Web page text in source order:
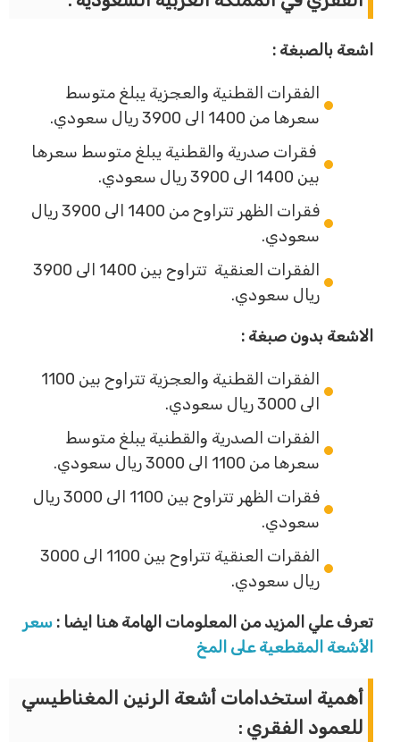
اشعة بالصبغة :
الفقرات القطنية والعجزية يبلغ متوسط
سعرها من 1400 الى 3900 ريال سعودي.
فقرات صدرية والقطنية يبلغ متوسط سعرها
بين 1400 الى 3900 ريال سعودي.
فقرات الظهر تتراوح من 1400 الى 3900 ريال
سعودي.
الفقرات العنقية تتراوح بين 1400 الى 3900
ريال سعودي.
الاشعة بدون صبغة :
الفقرات القطنية والعجزية تتراوح بين 1100
الى 3000 ريال سعودي.
الفقرات الصدرية والقطنية يبلغ متوسط
سعرها من 1100 الى 3000 ريال سعودي.
فقرات الظهر تتراوح بين 1100 الى 3000 ريال
سعودي.
الفقرات العنقية تتراوح بين 1100 الى 3000
ريال سعودي.
تعرف علي المزيد من المعلومات الهامة هنا ايضا :سعر
الأشعة المقطعية على المخ
أهمية استخدامات أشعة الرنين المغناطيسي
للعمود الفقري :